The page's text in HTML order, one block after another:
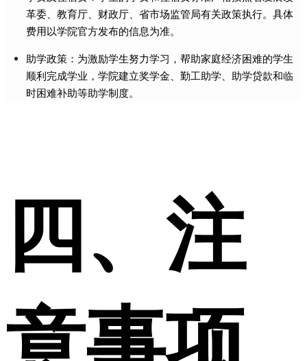
革委、教育厅、财政厅、省市场监管局有关政策执行。具体
费用以学院官方发布的信息为准。
助学政策：为激励学生努力学习，帮助家庭经济困难的学生
顺利完成学业，学院建立奖学金、勤工助学、助学贷款和临
时困难补助等助学制度。
四、注